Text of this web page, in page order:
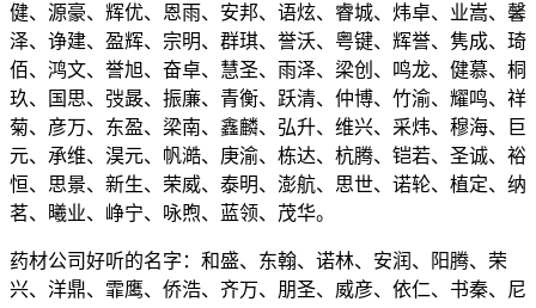
健、源豪、辉优、恩雨、安邦、语炫、睿城、炜卓、业嵩、馨
泽、诤建、盈辉、宗明、群琪、誉沃、粤键、辉誉、隽成、琦
佰、鸿文、誉旭、奋卓、慧圣、雨泽、梁创、鸣龙、健慕、桐
玖、国思、弢晸、振廉、青衡、跃清、仲博、竹渝、耀鸣、祥
菊、彦万、东盈、梁南、鑫麟、弘升、维兴、采炜、穆海、巨
元、承维、淏元、帆澔、庚渝、栋达、杭腾、铠若、圣诚、裕
恒、思景、新生、荣威、泰明、澎航、思世、诺轮、植定、纳
茗、曦业、峥宁、咏煦、蓝领、茂华。
药材公司好听的名字：和盛、东翰、诺林、安润、阳腾、荣
兴、洋鼎、霏鹰、侨浩、齐万、朋圣、威彦、依仁、书秦、尼